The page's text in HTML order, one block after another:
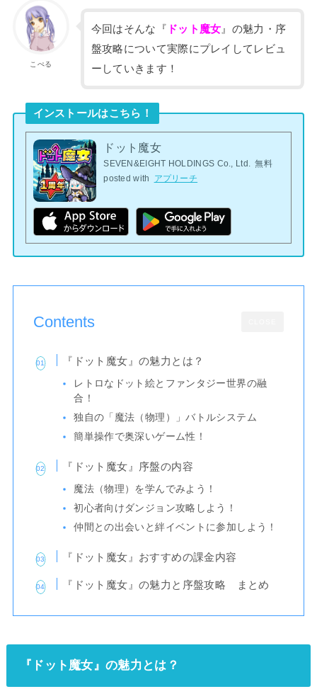
こぺる
今回はそんな『 ドット魔女 』の魅力・序
盤攻略について実際にプレイしてレビュ
ーしていきます！
インストールはこちら！
ドット魔女
SEVEN&EIGHT HOLDINGS Co., Ltd. 無料
posted with
アプリーチ
Contents
『ドット魔女』の魅力とは？
レトロなドット絵とファンタジー世界の融
合！
独自の「魔法（物理）」バトルシステム
簡単操作で奥深いゲーム性！
『ドット魔女』序盤の内容
魔法（物理）を学んでみよう！
初心者向けダンジョン攻略しよう！
仲間との出会いと絆イベントに参加しよう！
『ドット魔女』おすすめの課金内容
『ドット魔女』の魅力と序盤攻略 まとめ
『ドット魔女』の魅力とは？